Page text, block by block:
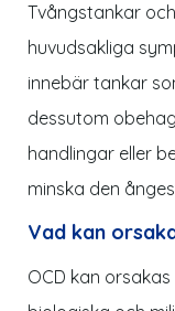
Tvångstankar
huvudsakliga
innebär tankar
dessutom
handlingar eller
minska den
Vad kan
OCD kan